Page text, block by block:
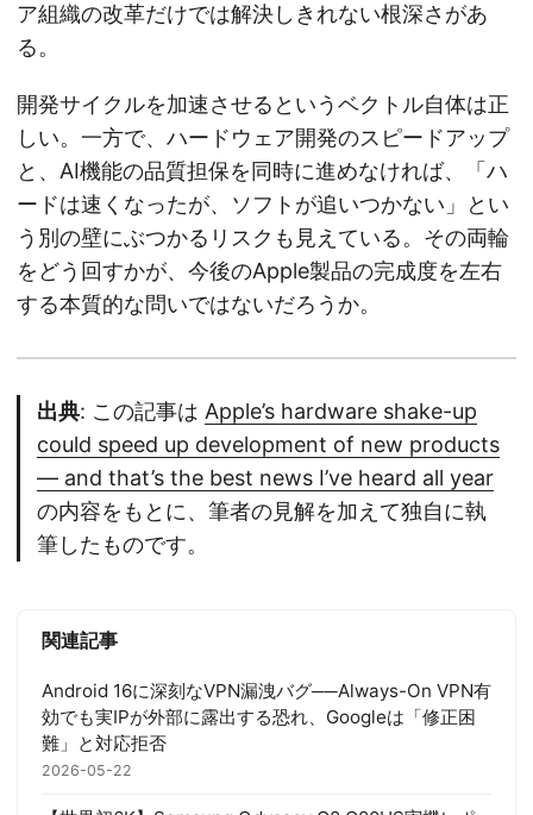
ア組織の改革だけでは解決しきれない根深さがあ
る。
開発サイクルを加速させるというベクトル自体は正
しい。一方で、ハードウェア開発のスピードアップ
と、AI機能の品質担保を同時に進めなければ、「ハ
ードは速くなったが、ソフトが追いつかない」とい
う別の壁にぶつかるリスクも見えている。その両輪
をどう回すかが、今後のApple製品の完成度を左右
する本質的な問いではないだろうか。
出典: この記事は Apple’s hardware shake-up
could speed up development of new products
— and that’s the best news I’ve heard all year
の内容をもとに、筆者の見解を加えて独自に執
筆したものです。
関連記事
Android 16に深刻なVPN漏洩バグ──Always-On VPN有
効でも実IPが外部に露出する恐れ、Googleは「修正困
難」と対応拒否
2026-05-22